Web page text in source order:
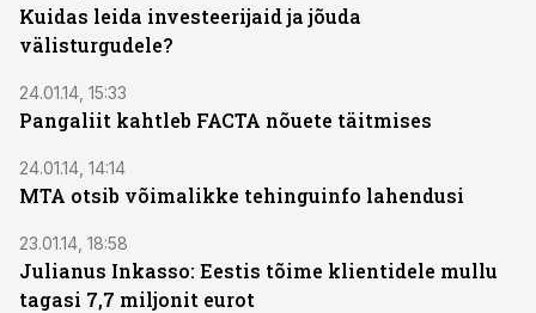
Kuidas leida investeerijaid ja jõuda
välisturgudele?
24.01.14, 15:33
Pangaliit kahtleb FACTA nõuete täitmises
24.01.14, 14:14
MTA otsib võimalikke tehinguinfo lahendusi
23.01.14, 18:58
Julianus Inkasso: Eestis tõime klientidele mullu
tagasi 7,7 miljonit eurot